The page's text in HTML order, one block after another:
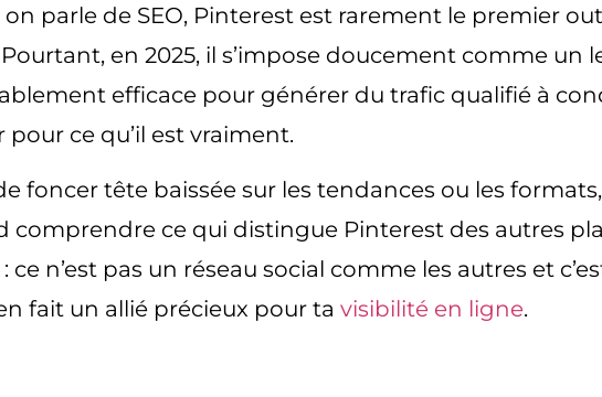
parle de SEO, Pinterest est rarement le premier
en 2025, il s’impose doucement comme un
efficace pour générer du trafic qualifié à
pour ce qu’il est vraiment.
foncer tête baissée sur les tendances ou les
comprendre ce qui distingue Pinterest des autres
ce n’est pas un réseau social comme les autres et
fait un allié précieux pour tavisibilité en ligne.